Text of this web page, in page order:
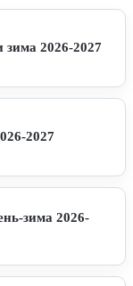
2026-2027
2027
зима 2026-